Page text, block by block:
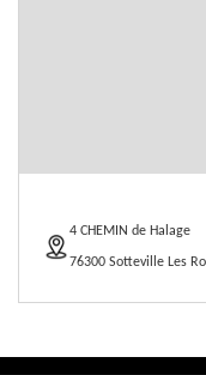
4 CHEMIN de Halage
76300 Sotteville Les